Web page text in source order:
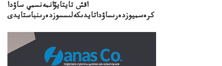
اقش تايتايۆانمەنسمي ساۋدا
كرەسميوزدەرىساۋداتايدىكەلىسسوزدەرىنباستايدى